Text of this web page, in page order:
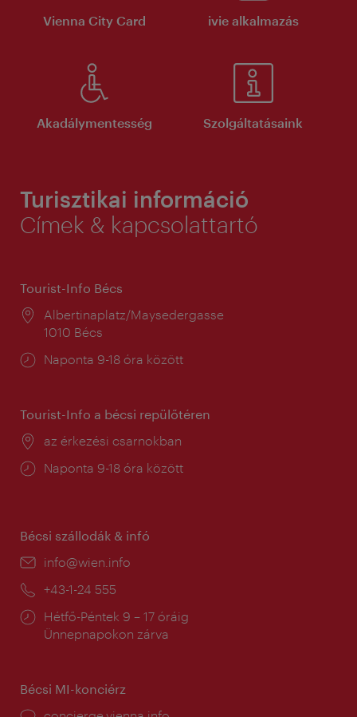
Vienna City Card ivie alkalmazás
Akadálymentesség Szolgáltatásaink
Turisztikai információ
Címek & kapcsolattartó
Tourist-Info Bécs
Helyszín:
Albertinaplatz/Maysedergasse
1010 Bécs
Nyitva
Naponta 9-18 óra között
Tourist-Info a bécsi repülőtéren
Helyszín:
az érkezési csarnokban
Nyitva
Naponta 9-18 óra között
Bécsi szállodák & infó
E-
info@wien.info
Telefon:
+43-1-24 555
Nyitva
tartás:
Hétfő-Péntek 9 – 17 óráig
Ünnepnapokon zárva
Bécsi MI-konciérz